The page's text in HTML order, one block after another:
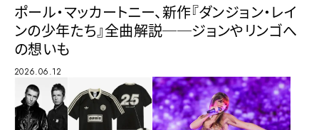
ポール・マッカートニー、新作『ダンジョン・レイ
ンの少年たち』全曲解説──ジョンやリンゴへ
の想いも
2026.06.12